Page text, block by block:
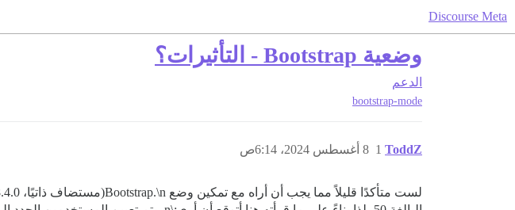
Discourse Meta
وضعية Bootstrap - التأثيرات؟
الدعم
bootstrap-mode
ToddZ 8 أغسطس 2024، 6:14ص 1